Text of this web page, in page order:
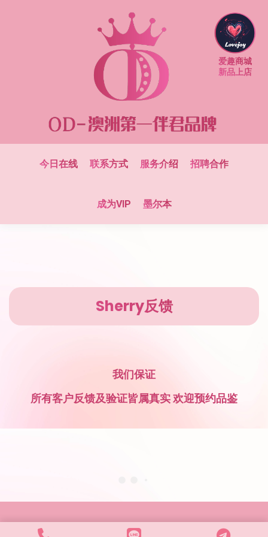
今日在线 联系方式 服务介绍 招聘合作
成为VIP 墨尔本
Sherry反馈
我们保证
所有客户反馈及验证皆属真实 欢迎预约品鉴
爱趣商城
新品上店